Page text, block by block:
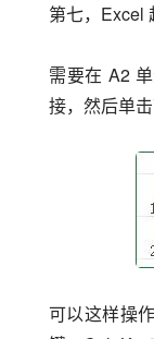
第七，Excel
需要在 A2
接，然后单
可以这样操